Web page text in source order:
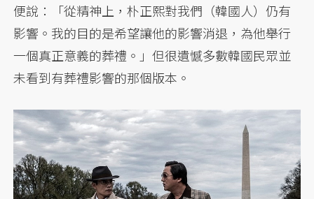
便說：「從精神上，朴正熙對我們（韓國人）仍有
影響。我的目的是希望讓他的影響消退，為他舉行
一個真正意義的葬禮。」但很遺憾多數韓國民眾並
未看到有葬禮影響的那個版本。